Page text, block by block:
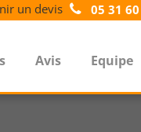
un devis 05 31
Avis Equipe